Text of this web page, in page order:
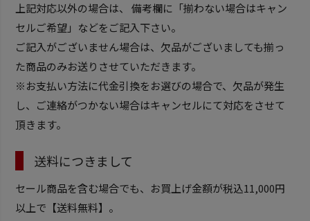
上記対応以外の場合は、 備考欄に「揃わない場合はキャン
セルご希望」などをご記入下さい。
ご記入がございません場合は、欠品がございましても揃っ
た商品のみお送りさせていただきます。
※お支払い方法に代金引換をお選びの場合で、欠品が発生
し、ご連絡がつかない場合はキャンセルにて対応をさせて
頂きます。
送料につきまして
セール商品を含む場合でも、お買上げ金額が税込11,000円
以上で【送料無料】。